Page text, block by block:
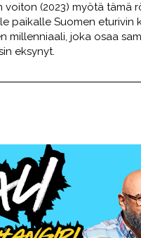
voiton (2023) myötä tämä
paikalle Suomen eturivin
millenniaali, joka osaa
eksynyt.